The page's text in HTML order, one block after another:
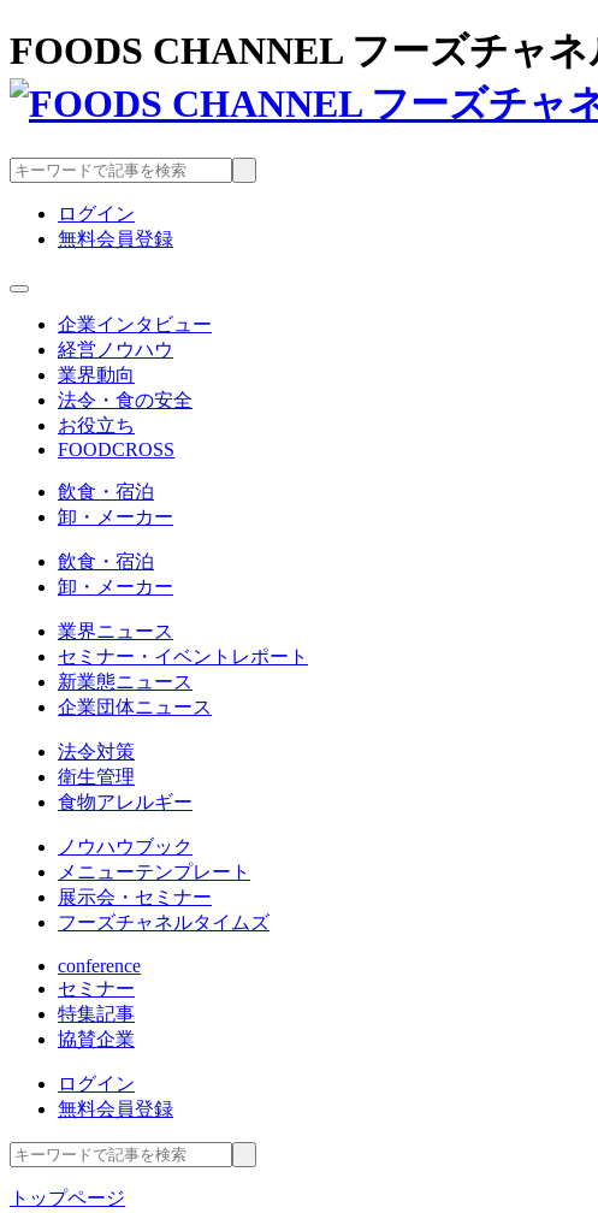
FOODS CHANNEL フーズチャ
ログイン
無料会員登録
企業インタビュー
経営ノウハウ
業界動向
法令・食の安全
お役立ち
FOODCROSS
飲食・宿泊
卸・メーカー
飲食・宿泊
卸・メーカー
業界ニュース
セミナー・イベントレポート
新業態ニュース
企業団体ニュース
法令対策
衛生管理
食物アレルギー
ノウハウブック
メニューテンプレート
展示会・セミナー
フーズチャネルタイムズ
conference
セミナー
特集記事
協賛企業
ログイン
無料会員登録
トップページ